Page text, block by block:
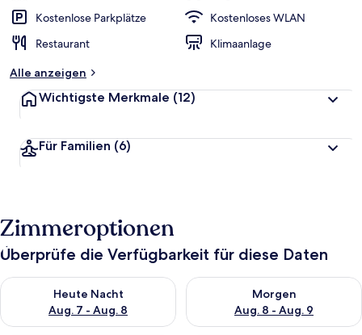
Kostenlose Parkplätze
Kostenloses WLAN
Restaurant
Klimaanlage
Alle anzeigen
Wichtigste Merkmale (12)
Für Familien (6)
Zimmeroptionen
Überprüfe die Verfügbarkeit für diese Daten
Heute Nacht
Aug. 7 - Aug. 8
Überprüfe die Verfügbarkeit für heute Nacht, Aug. 7 - Aug. 8.
Morgen
Aug. 8 - Aug. 9
Überprüfe die Verfügbarkeit